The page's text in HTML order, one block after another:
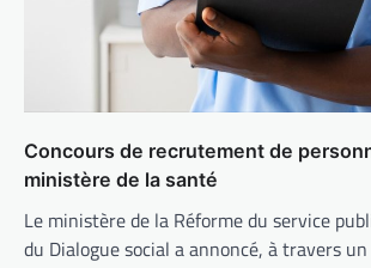
Concours de recrutement de
ministère de la santé
Le ministère de la Réforme du service
du Dialogue social a annoncé, à travers